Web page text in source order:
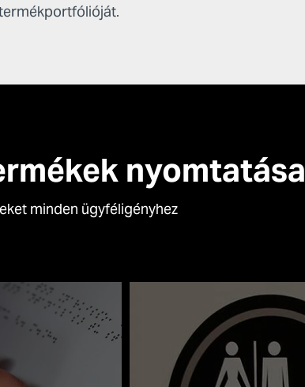
nyomtatása
minden ügyféligényhez